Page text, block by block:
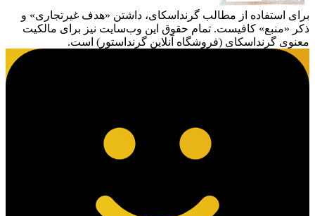
برای استفاده از مطالب گرنداسکای، داشتن «هدف غیرتجاری» و
ذکر «منبع» کافیست. تمام حقوق اين وب‌سايت نیز برای مالکیت
معنوی گرنداسکای (فروشگاه آنلاین گرنداستور) است.